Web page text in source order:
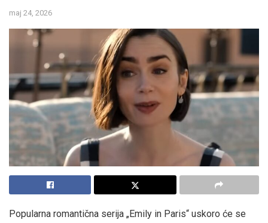
maj 24, 2026
Popularna romantična serija „Emily in Paris“ uskoro će se